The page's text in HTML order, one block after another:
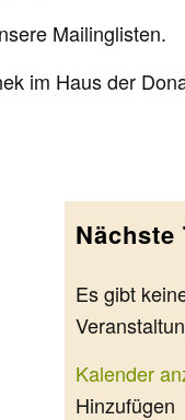
Mailinglisten.
im Haus der
Nächste
Es gibt
Kalender
Hinzufügen